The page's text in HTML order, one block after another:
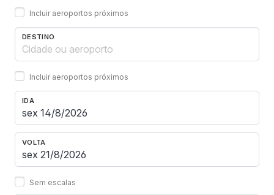
Incluir aeroportos próximos
DESTINO
Incluir aeroportos próximos
IDA
VOLTA
Sem escalas